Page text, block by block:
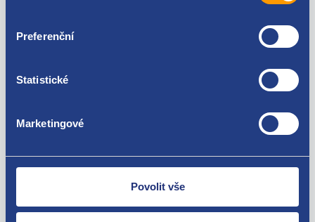
Preferenční
Statistické
Marketingové
Povolit vše
Použitelné pro vozy
Škoda Yeti